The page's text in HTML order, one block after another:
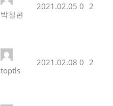
박철현
2021.02.05 0 2
toptls
2021.02.08 0 2